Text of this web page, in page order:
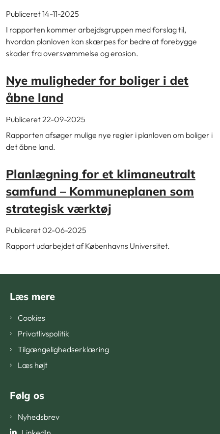
Publiceret 14-11-2025
I rapporten kommer arbejdsgruppen med forslag til,
hvordan planloven kan skærpes for bedre at forebygge
skader fra oversvømmelse og erosion.
Nye muligheder for boliger i det
åbne land
Publiceret 22-09-2025
Rapporten afsøger mulige nye regler i planloven om boliger i
det åbne land.
Planlægning for et klimaneutralt
samfund – Kommuneplanen som
strategisk værktøj
Publiceret 02-06-2025
Rapport udarbejdet af Københavns Universitet.
Læs mere
Cookies
Privatlivspolitik
Tilgængelighedserklæring
Læs højt
Følg os
Nyhedsbrev